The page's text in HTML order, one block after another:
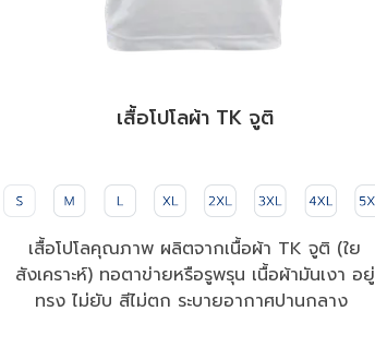
เสื้อโปโลผ้า TK จูติ
เสื้อโปโลคุณภาพ ผลิตจากเนื้อผ้า TK จูติ (ใย
สังเคราะห์) ทอตาข่ายหรือรูพรุน เนื้อผ้ามันเงา อยู่
ทรง ไม่ยับ สีไม่ตก ระบายอากาศปานกลาง